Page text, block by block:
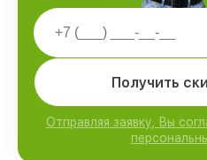
Получить
Отправляя заявку, Вы